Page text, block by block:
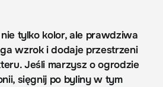
tylko kolor, ale prawdziwa
wzrok i dodaje przestrzeni
Jeśli marzysz o ogrodzie
sięgnij po byliny w tym